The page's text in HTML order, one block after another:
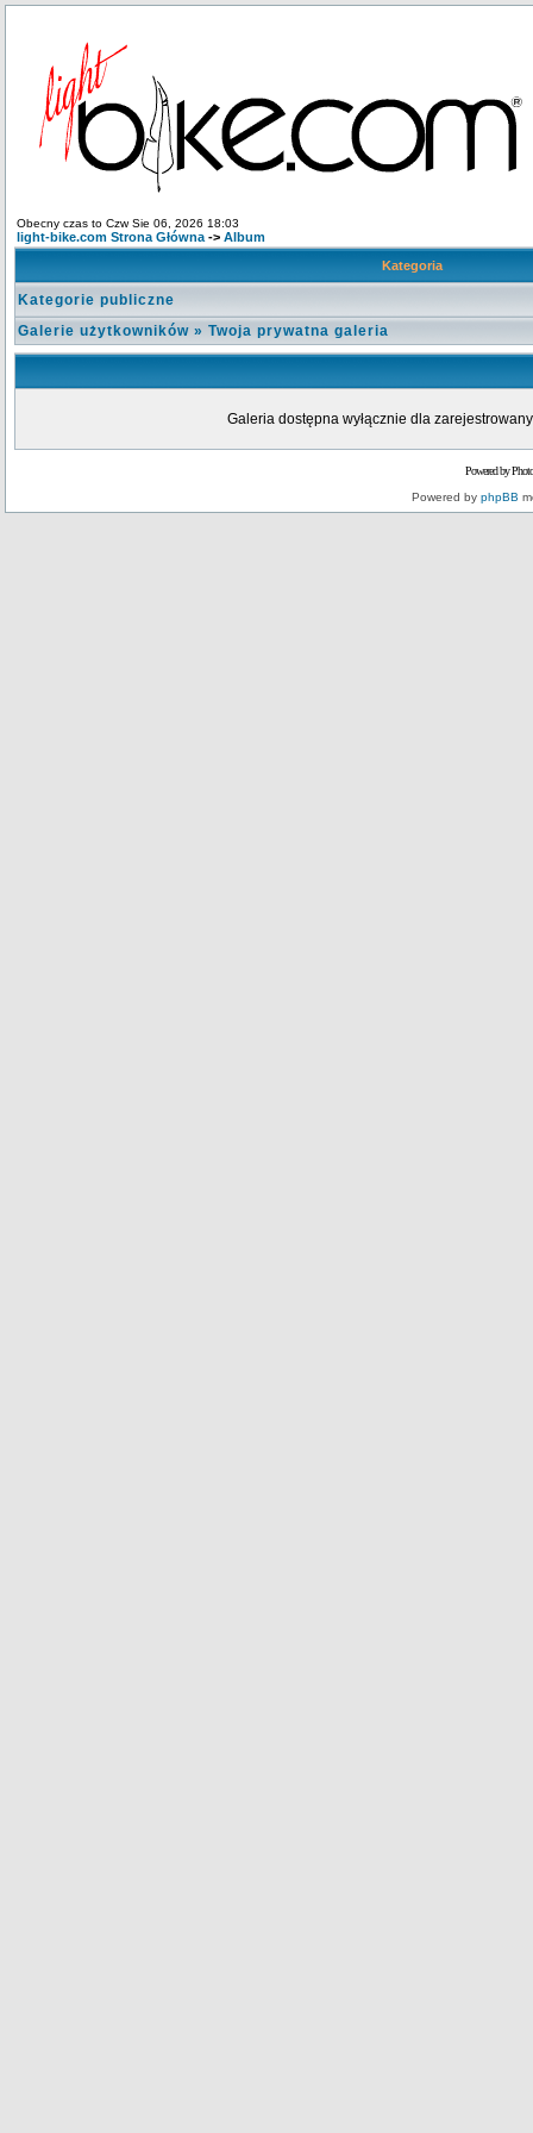
Obecny czas to Czw Sie 06, 2026 18:03
light-bike.com Strona Główna -> Album
Kategoria
Kategorie publiczne
Galerie użytkowników » Twoja prywatna galeria
Galeria dostępna wyłącznie dla
Powered by
Powered by phpBB